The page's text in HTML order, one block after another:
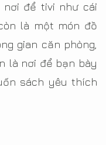
nơi để tivi như cái
là một món đồ
gian căn phòng,
là nơi để bạn bày
sách yêu thích